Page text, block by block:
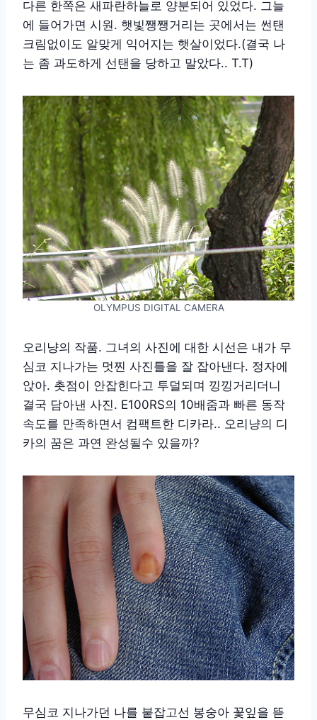
다른 한쪽은 새파란하늘로 양분되어 있었다. 그늘
에 들어가면 시원. 햇빛쨍쨍거리는 곳에서는 썬탠
크림없이도 알맞게 익어지는 햇살이었다.(결국 나
는 좀 과도하게 선탠을 당하고 말았다.. T.T)
OLYMPUS DIGITAL CAMERA
오리냥의 작품. 그녀의 사진에 대한 시선은 내가 무
심코 지나가는 멋찐 사진틀을 잘 잡아낸다. 정자에
앉아. 촛점이 안잡힌다고 투덜되며 낑낑거리더니
결국 담아낸 사진. E100RS의 10배줌과 빠른 동작
속도를 만족하면서 컴팩트한 디카라.. 오리냥의 디
카의 꿈은 과연 완성될수 있을까?
무심코 지나가던 나를 붙잡고선 봉숭아 꽃잎을 뜯